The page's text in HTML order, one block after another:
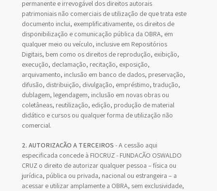
permanente e irrevogável dos direitos autorais
patrimoniais não comerciais de utilização de que trata este
documento inclui, exemplificativamente, os direitos de
disponibilização e comunicação pública da OBRA, em
qualquer meio ou veículo, inclusive em Repositórios
Digitais, bem como os direitos de reprodução, exibição,
execução, declamação, recitação, exposição,
arquivamento, inclusão em banco de dados, preservação,
difusão, distribuição, divulgação, empréstimo, tradução,
dublagem, legendagem, inclusão em novas obras ou
coletâneas, reutilização, edição, produção de material
didático e cursos ou qualquer forma de utilização não
comercial.
2. AUTORIZAÇÃO A TERCEIROS - A cessão aqui
especificada concede à FIOCRUZ - FUNDAÇÃO OSWALDO
CRUZ o direito de autorizar qualquer pessoa – física ou
jurídica, pública ou privada, nacional ou estrangeira – a
acessar e utilizar amplamente a OBRA, sem exclusividade,